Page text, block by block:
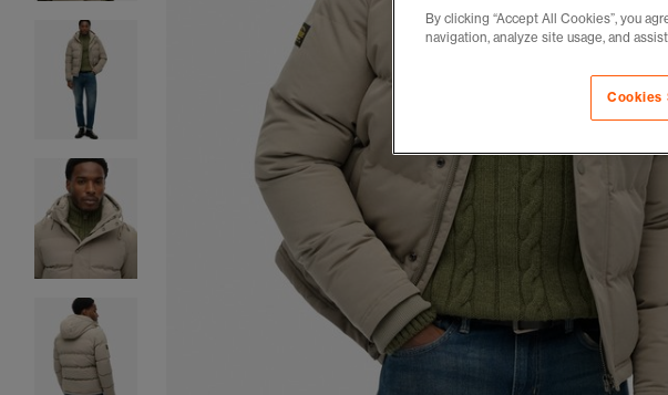
By clicking “Accept All Cookies”, you
navigation, analyze site usage, and
Cookies